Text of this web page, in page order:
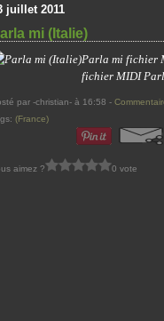
juillet 2011
mi (Italie)
Parla mi fichier
fichier MIDI
par -christian- à 16:58 -
(France)
aimez ? 0 vote